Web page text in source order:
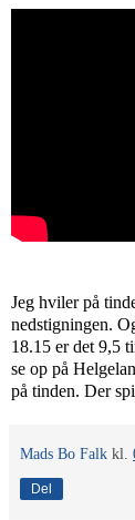
Jeg hviler på
nedstigningen.
18.15 er det 9,5
se op på
på tinden. Der
Mads Bo Falk kl.
Del